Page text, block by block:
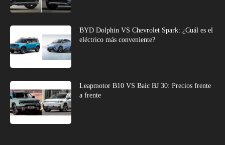
BYD Dolphin VS Chevrolet Spark: ¿Cuál es el
eléctrico más conveniente?
Leapmotor B10 VS Baic BJ 30: Precios frente
a frente